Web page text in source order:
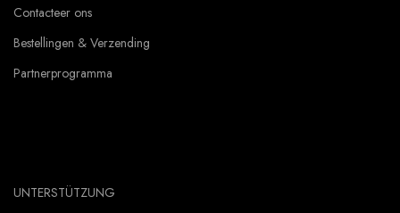
Contacteer ons
Bestellingen & Verzending
Partnerprogramma
UNTERSTÜTZUNG